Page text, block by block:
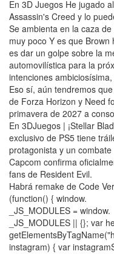
En 3D Juegos He jugado
Assassin's Creed y lo
Se ambienta en la caza
muy poco Y es que
es dar un golpe sobre la
automovilística para la
intenciones
Eso sí, aún tendremos
de Forza Horizon y Need
primavera de 2027 a
En 3DJuegos | ¡Stellar
exclusivo de PS5 tiene
protagonista y un
Capcom confirma
fans de Resident Evil.
Habrá remake de Code
(function() { window.
_JS_MODULES = window.
_JS_MODULES || {}; var
instagram) { var